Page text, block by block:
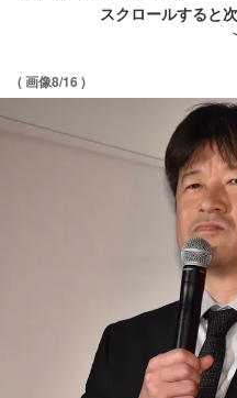
スクロールすると
( 画像8/16 )